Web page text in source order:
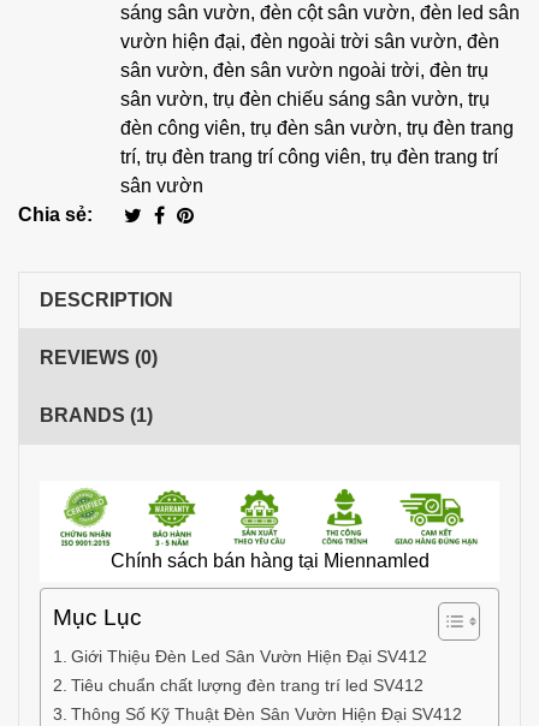
sáng sân vườn, đèn cột sân vườn, đèn led sân
vườn hiện đại, đèn ngoài trời sân vườn, đèn
sân vườn, đèn sân vườn ngoài trời, đèn trụ
sân vườn, trụ đèn chiếu sáng sân vườn, trụ
đèn công viên, trụ đèn sân vườn, trụ đèn trang
trí, trụ đèn trang trí công viên, trụ đèn trang trí
sân vườn
Chia sẻ:
DESCRIPTION
REVIEWS (0)
BRANDS (1)
Chính sách bán hàng tại Miennamled
Mục Lục
Giới Thiệu Đèn Led Sân Vườn Hiện Đại SV412
Tiêu chuẩn chất lượng đèn trang trí led SV412
Thông Số Kỹ Thuật Đèn Sân Vườn Hiện Đại SV412